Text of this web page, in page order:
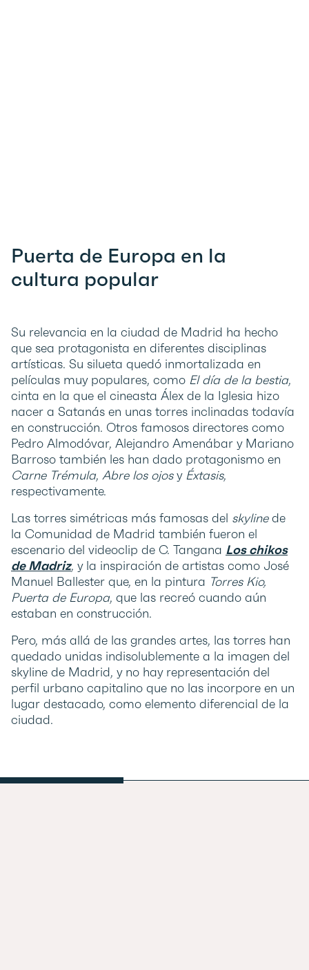
Puerta de Europa en la
cultura popular
Su relevancia en la ciudad de Madrid ha hecho
que sea protagonista en diferentes disciplinas
artísticas. Su silueta quedó inmortalizada en
películas muy populares, como El día de la bestia,
cinta en la que el cineasta Álex de la Iglesia hizo
nacer a Satanás en unas torres inclinadas todavía
en construcción. Otros famosos directores como
Pedro Almodóvar, Alejandro Amenábar y Mariano
Barroso también les han dado protagonismo en
Carne Trémula, Abre los ojosy Éxtasis,
respectivamente.
Las torres simétricas más famosas del skylinede
la Comunidad de Madrid también fueron el
escenario del videoclip de C. Tangana Los chikos
de Madriz, y la inspiración de artistas como José
Manuel Ballester que, en la pintura Torres Kio,
Puerta de Europa, que las recreó cuando aún
estaban en construcción.
Pero, más allá de las grandes artes, las torres han
quedado unidas indisolublemente a la imagen del
skyline de Madrid, y no hay representación del
perfil urbano capitalino que no las incorpore en un
lugar destacado, como elemento diferencial de la
ciudad.